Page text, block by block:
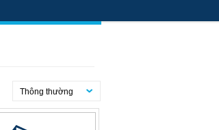
Thông thường